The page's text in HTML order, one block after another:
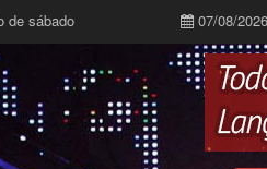
de sábado 07/08/2026